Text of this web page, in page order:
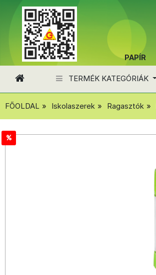
PAPÍR
TERMÉK KATEGÓRIÁK
FŐOLDAL Iskolaszerek Ragasztók